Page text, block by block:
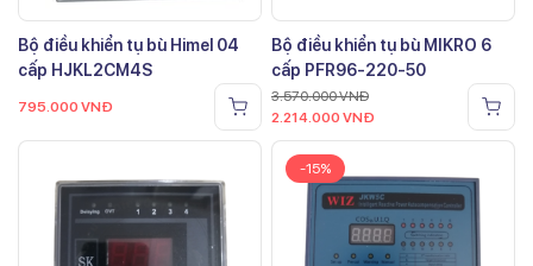
Bộ điều khiển tụ bù Himel 04
cấp HJKL2CM4S
795.000 VNĐ
Bộ điều khiển tụ bù MIKRO 6
cấp PFR96-220-50
3.570.000VNĐ
2.214.000 VNĐ
-15%